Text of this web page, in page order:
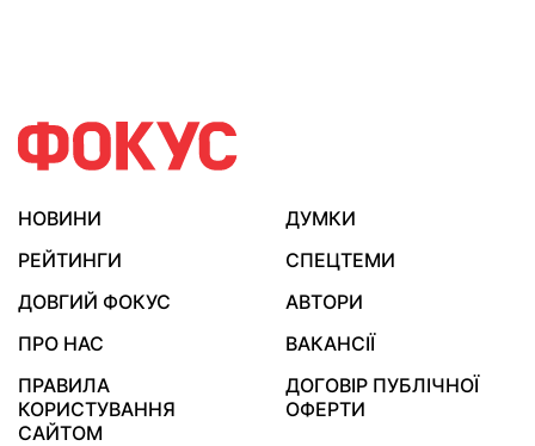
НОВИНИ
ДУМКИ
РЕЙТИНГИ
СПЕЦТЕМИ
ДОВГИЙ ФОКУС
АВТОРИ
ПРО НАС
ВАКАНСІЇ
ПРАВИЛА
КОРИСТУВАННЯ
САЙТОМ
ДОГОВІР ПУБЛІЧНОЇ
ОФЕРТИ